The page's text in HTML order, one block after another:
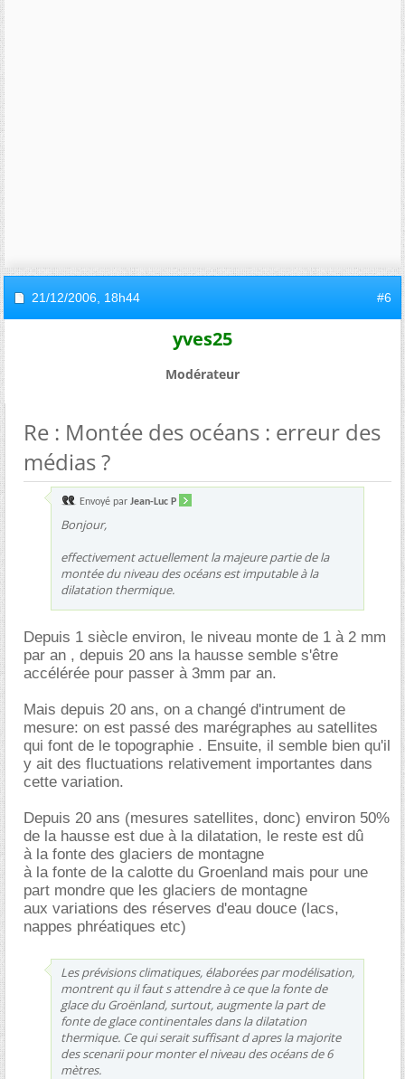
21/12/2006, 18h44 #6
yves25
Modérateur
Re : Montée des océans : erreur des
médias ?
Envoyé par Jean-Luc P
Bonjour,
effectivement actuellement la majeure partie de la
montée du niveau des océans est imputable à la
dilatation thermique.
Depuis 1 siècle environ, le niveau monte de 1 à 2 mm
par an , depuis 20 ans la hausse semble s'être
accélérée pour passer à 3mm par an.
Mais depuis 20 ans, on a changé d'intrument de
mesure: on est passé des marégraphes au satellites
qui font de le topographie . Ensuite, il semble bien qu'il
y ait des fluctuations relativement importantes dans
cette variation.
Depuis 20 ans (mesures satellites, donc) environ 50%
de la hausse est due à la dilatation, le reste est dû
à la fonte des glaciers de montagne
à la fonte de la calotte du Groenland mais pour une
part mondre que les glaciers de montagne
aux variations des réserves d'eau douce (lacs,
nappes phréatiques etc)
Les prévisions climatiques, élaborées par modélisation,
montrent qu il faut s attendre à ce que la fonte de
glace du Groënland, surtout, augmente la part de
fonte de glace continentales dans la dilatation
thermique. Ce qui serait suffisant d apres la majorite
des scenarii pour monter el niveau des océans de 6
mètres.